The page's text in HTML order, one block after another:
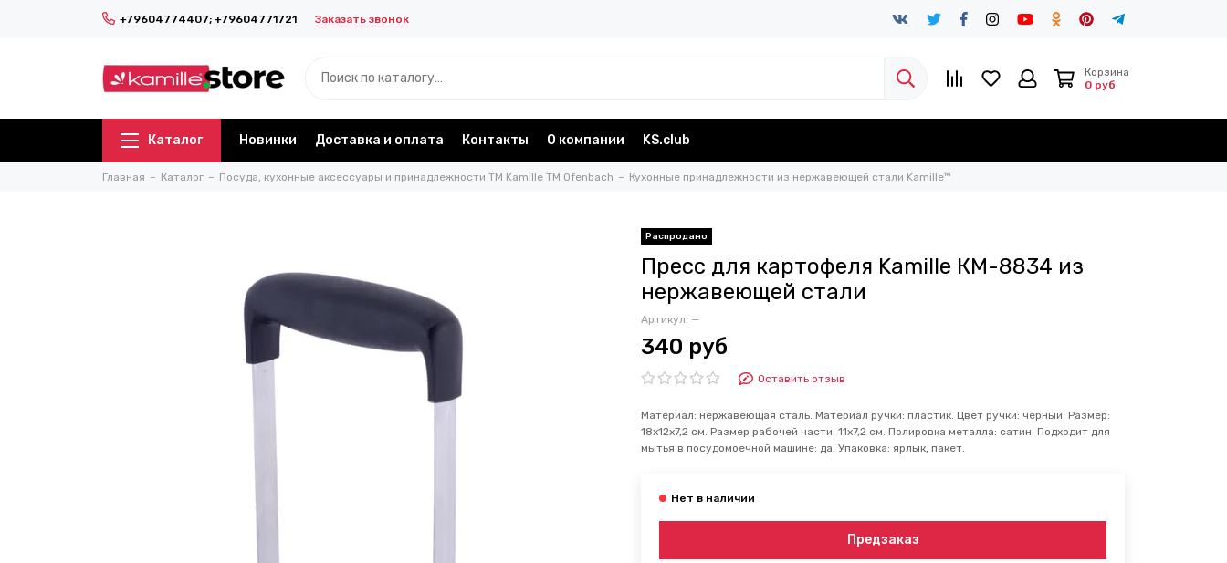
+79604774407; +79604771721 Заказать звонок
Корзина
0 руб
Каталог Новинки Доставка и оплата Контакты О компании KS.club
Главная Каталог Посуда, кухонные аксессуары и принадлежности TM Kamille TM Ofenbach Кухонные принадлежности из нержавеющей стали Kamille™
Пресс для картофеля Kamille КМ-8834 из
нержавеющей стали
Артикул: —
340 руб
Оставить отзыв
Материал: нержавеющая сталь. Материал ручки: пластик. Цвет ручки: чёрный. Размер:
18х12х7,2 см. Размер рабочей части: 11х7,2 см. Полировка металла: сатин. Подходит для
мытья в посудомоечной машине: да. Упаковка: ярлык, пакет.
Предзаказ